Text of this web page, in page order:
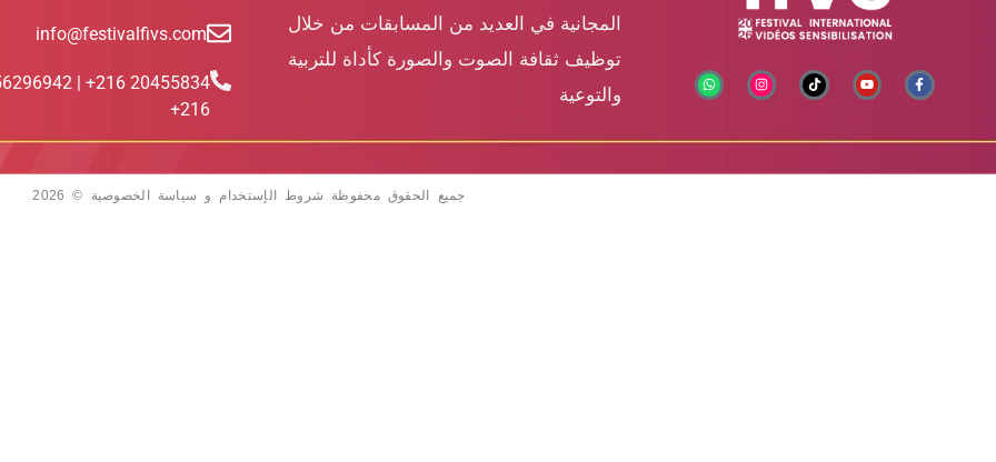
المجانية في العديد من المسابقات من خلال
توظيف ثقافة الصوت والصورة كأداة للتربية
والتوعية
info@festivalfivs.com
216+ | 56296942
216+
جميع الحقوق محفوظة شروط الإستخدام و سياسة الخصوصية © 2026